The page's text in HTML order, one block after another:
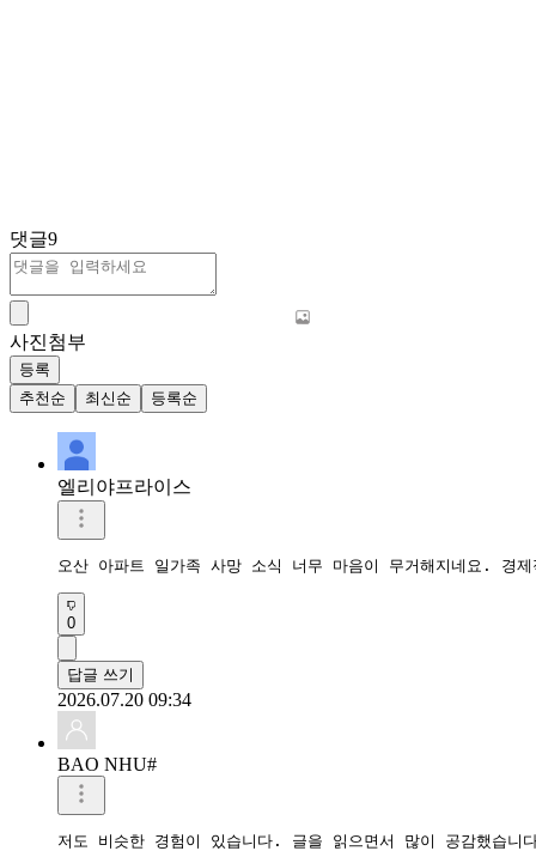
댓글9
사진첨부
등록
추천순
최신순 등록순
엘리야프라이스
오산 아파트 일가족 사망 소식 너무 마음이 무거해지네요. 경
0
답글 쓰기
2026.07.20 09:34
BAO NHU#
저도 비슷한 경험이 있습니다. 글을 읽으면서 많이 공감했습